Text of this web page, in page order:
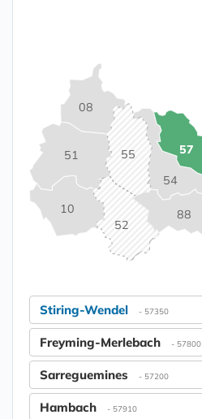
08
10
51
52
54
55 57
88
Stiring-Wendel - 57350
Freyming-Merlebach - 57800
Sarreguemines - 57200
Hambach - 57910